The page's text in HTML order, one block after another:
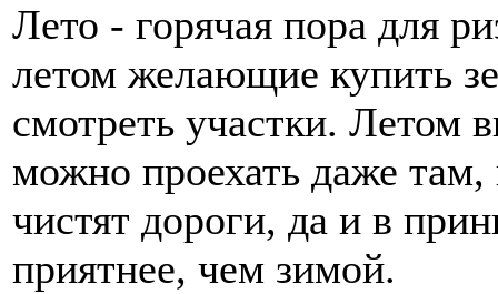
Лето - горячая пора для
летом желающие купить
смотреть участки. Летом
можно проехать даже там,
чистят дороги, да и в
приятнее, чем зимой.